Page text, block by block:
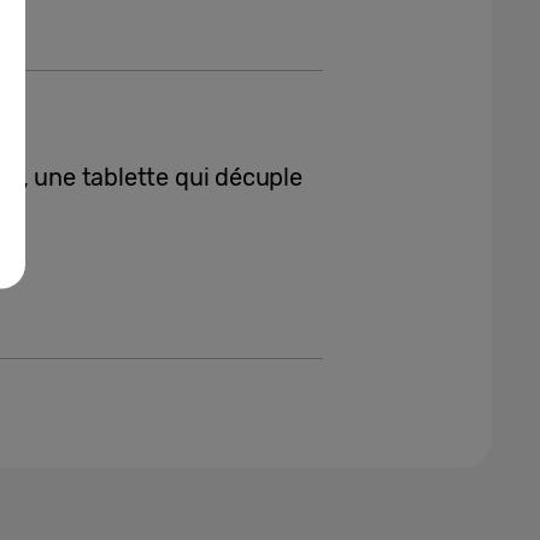
une tablette qui décuple